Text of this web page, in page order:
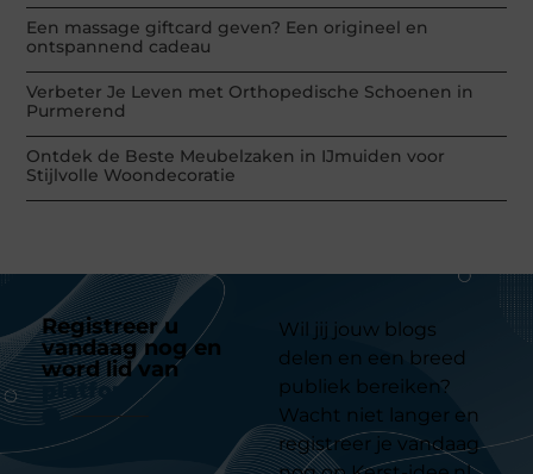
Een massage giftcard geven? Een origineel en
ontspannend cadeau
Verbeter Je Leven met Orthopedische Schoenen in
Purmerend
Ontdek de Beste Meubelzaken in IJmuiden voor
Stijlvolle Woondecoratie
Registreer u
vandaag nog en
word lid van
platform
Wil jij jouw blogs
delen en een breed
publiek bereiken?
Wacht niet langer en
registreer je vandaag